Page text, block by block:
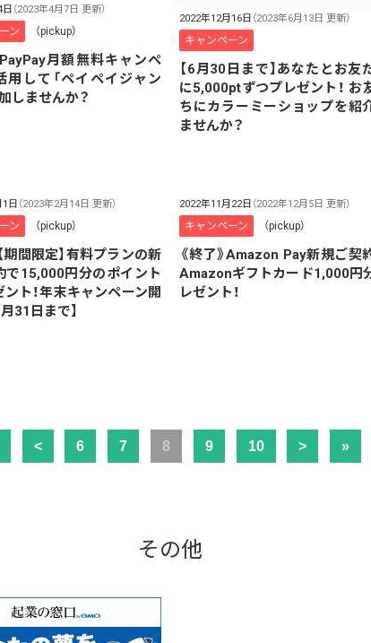
（2023年4月7日 更新）
ン （pickup）
PayPay月額無料キャンペ
用して「ペイペイジャン
しませんか？
2022年12月16日 （2023年6月13日 更新）
キャンペーン
【6月30日まで】あなたとお友
に5,000ptずつプレゼント！ お
ちにカラーミーショップを紹
ませんか？
日 （2023年2月14日 更新）
ン （pickup）
期間限定】有料プランの新
で15,000円分のポイント
ント！年末キャンペーン開
31日まで】
2022年11月22日 （2022年12月5日 更新）
キャンペーン （pickup）
《終了》Amazon Pay新規ご契
Amazonギフトカード1,000円
レゼント！
< 6 7 8 9 10 > »
その他